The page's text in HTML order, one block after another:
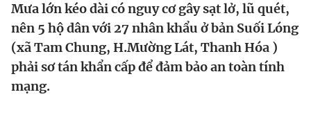
Video Magazine
Sản phẩm khác
Mưa lớn kéo dài có nguy cơ gây sạt lở, lũ quét,
nên 5 hộ dân với 27 nhân khẩu ở bản Suối Lóng
(xã Tam Chung, H.Mường Lát, Thanh Hóa )
phải sơ tán khẩn cấp để đảm bảo an toàn tính
mạng.